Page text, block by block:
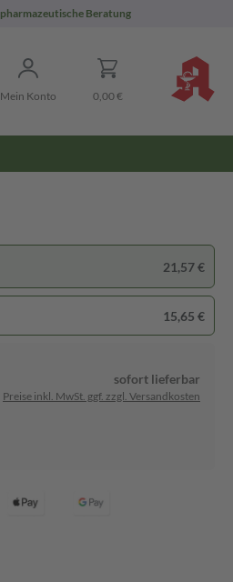
pharmazeutische Beratung
Mein Konto 0,00 €
21,57 €
15,65 €
sofort lieferbar
Preise inkl. MwSt. ggf. zzgl. Versandkosten